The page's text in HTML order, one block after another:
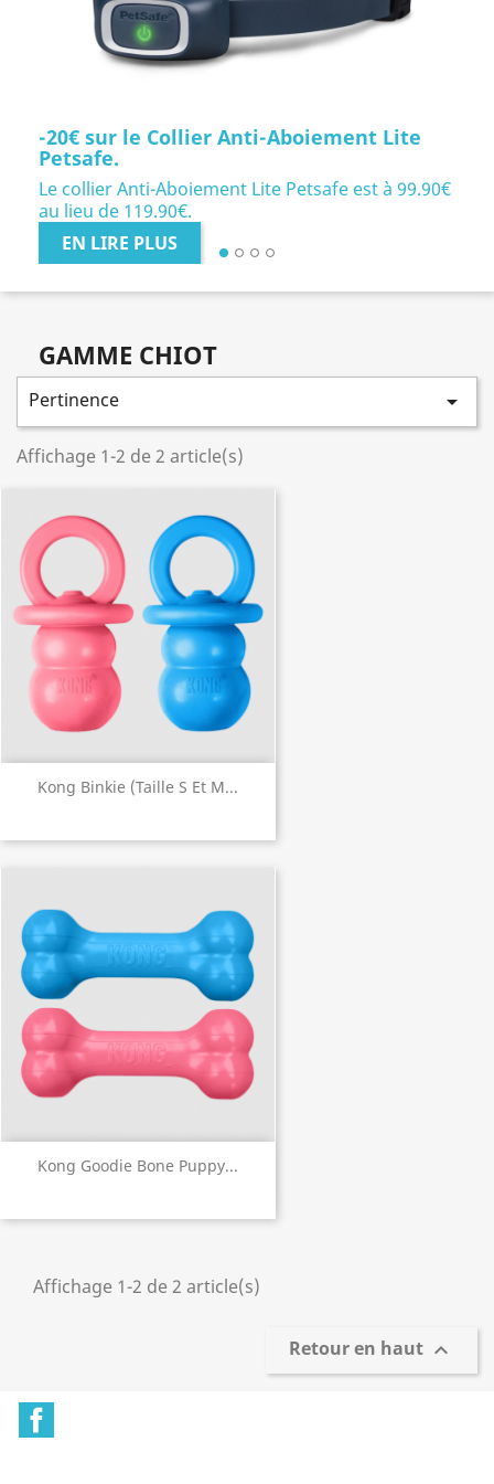
-20€ sur le Collier Anti-Aboiement Lite
Petsafe.
Le collier Anti-Aboiement Lite Petsafe est à 99.90€
au lieu de 119.90€.
EN LIRE PLUS
GAMME CHIOT
Pertinence 
Affichage 1-2 de 2 article(s)
Kong Binkie (taille S Et M...
Kong Goodie Bone Puppy...
Affichage 1-2 de 2 article(s)
Retour en haut 